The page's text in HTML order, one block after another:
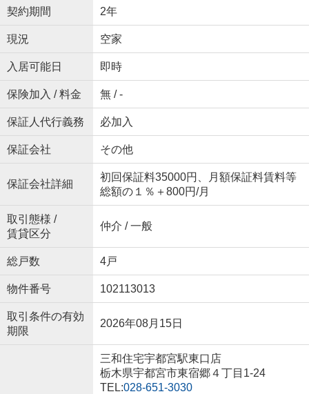
契約期間 2年
現況 空家
入居可能日 即時
保険加入 / 料金 無 / -
保証人代行義務 必加入
保証会社 その他
保証会社詳細
初回保証料35000円、月額保証料賃料等
総額の１％＋800円/月
取引態様 /
賃貸区分
仲介 / 一般
総戸数 4戸
物件番号 102113013
取引条件の有効
期限
2026年08月15日
三和住宅宇都宮駅東口店
栃木県宇都宮市東宿郷４丁目1-24
TEL:028-651-3030